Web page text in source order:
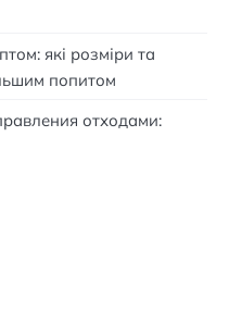
які розміри та
попитом
отходами: